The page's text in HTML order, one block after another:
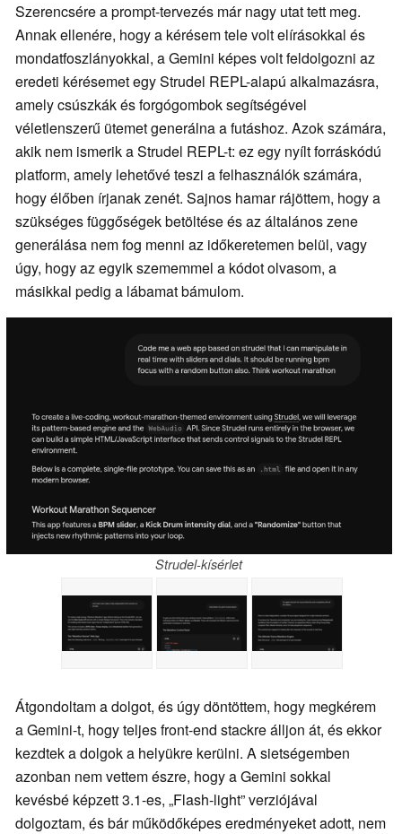
Szerencsére a prompt-tervezés már nagy utat tett meg.
Annak ellenére, hogy a kérésem tele volt elírásokkal és
mondatfoszlányokkal, a Gemini képes volt feldolgozni az
eredeti kérésemet egy Strudel REPL-alapú alkalmazásra,
amely csúszkák és forgógombok segítségével
véletlenszerű ütemet generálna a futáshoz. Azok számára,
akik nem ismerik a Strudel REPL-t: ez egy nyílt forráskódú
platform, amely lehetővé teszi a felhasználók számára,
hogy élőben írjanak zenét. Sajnos hamar rájöttem, hogy a
szükséges függőségek betöltése és az általános zene
generálása nem fog menni az időkeretemen belül, vagy
úgy, hogy az egyik szememmel a kódot olvasom, a
másikkal pedig a lábamat bámulom.
Strudel-kísérlet
Átgondoltam a dolgot, és úgy döntöttem, hogy megkérem
a Gemini-t, hogy teljes front-end stackre álljon át, és ekkor
kezdtek a dolgok a helyükre kerülni. A sietségemben
azonban nem vettem észre, hogy a Gemini sokkal
kevésbé képzett 3.1-es, „Flash-light” verziójával
dolgoztam, és bár működőképes eredményeket adott, nem